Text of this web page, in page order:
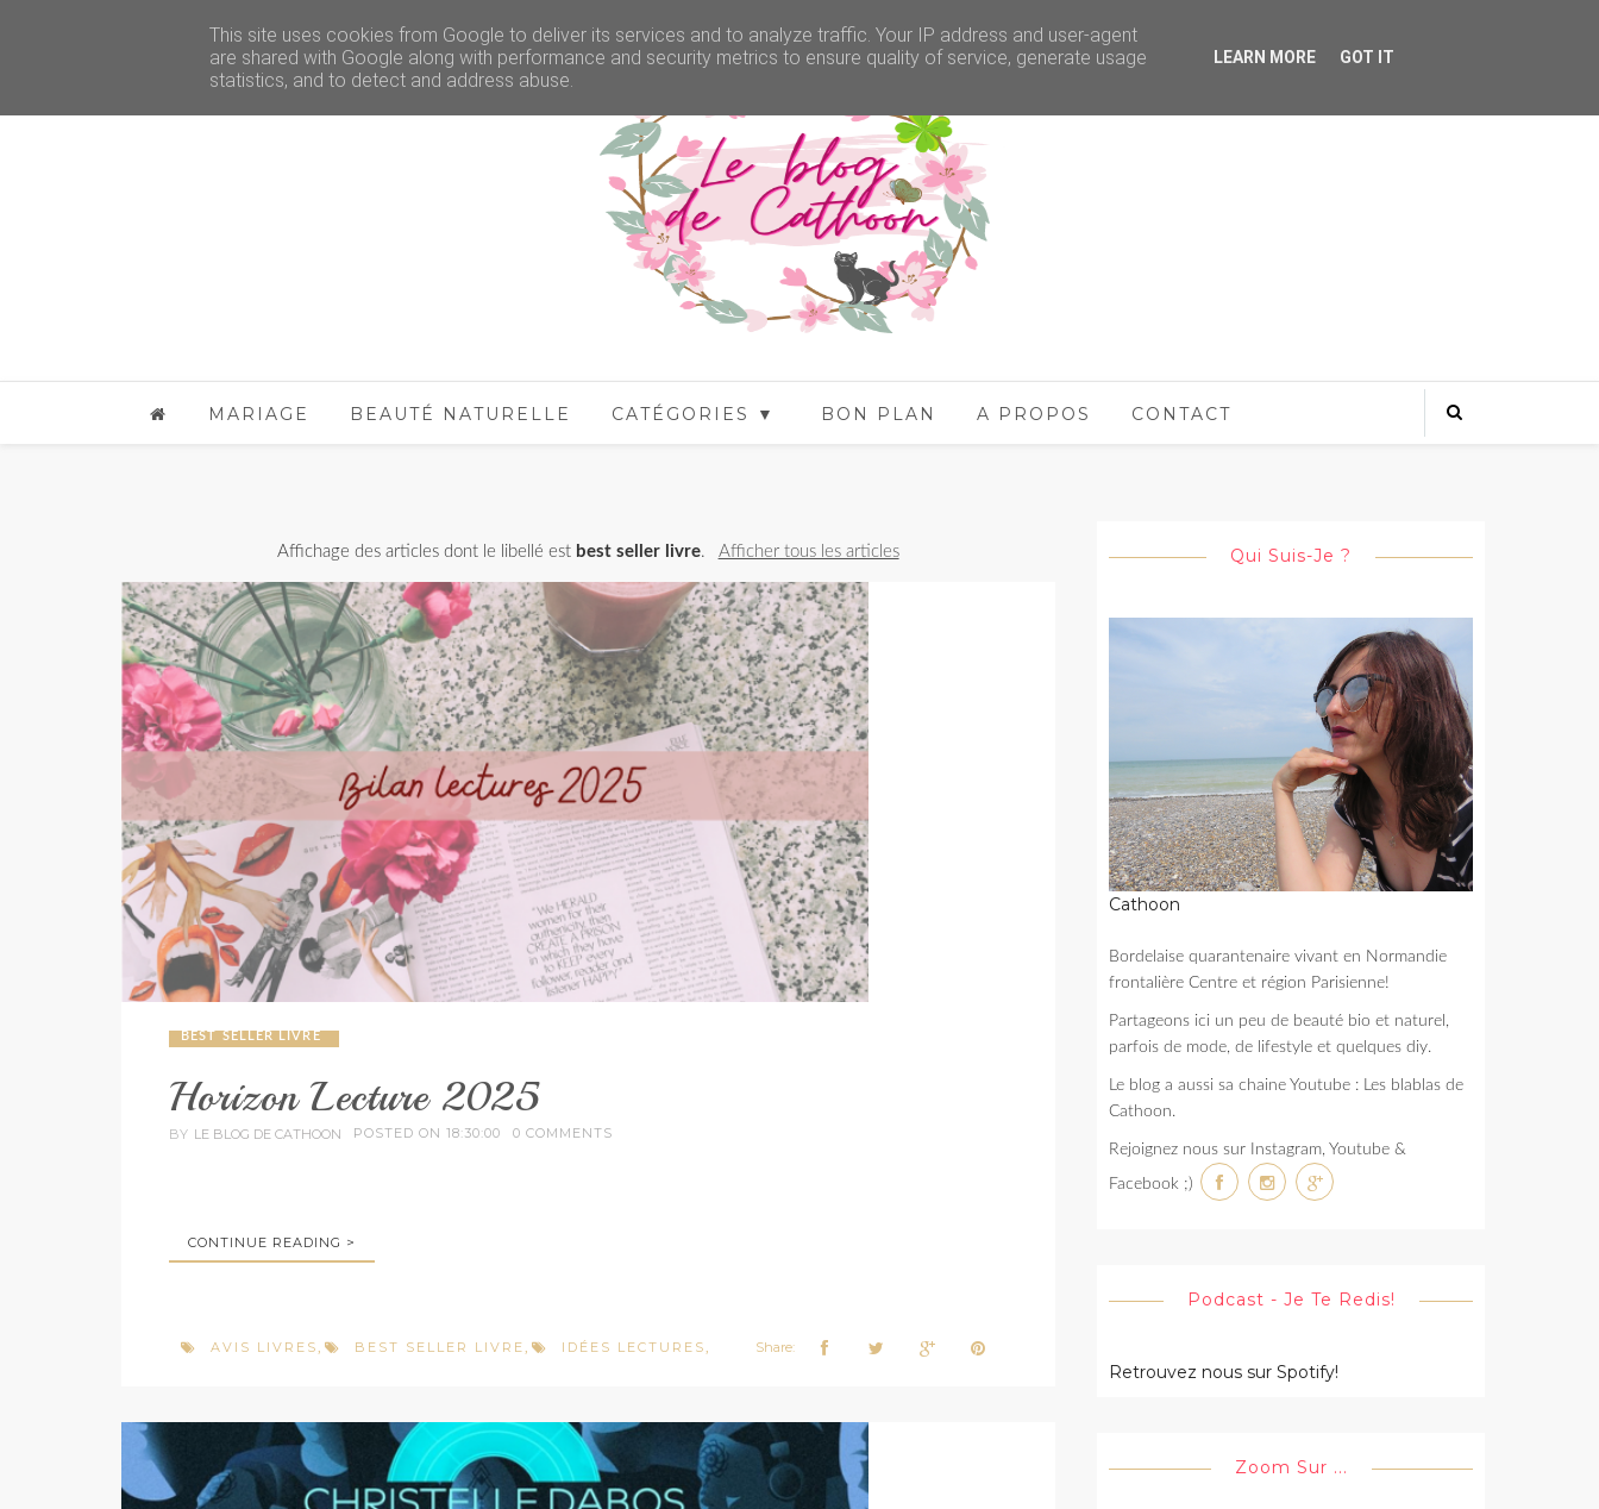
MARIAGE BEAUTÉ NATURELLE CATÉGORIES ▼ BON PLAN A PROPOS CONTACT
Affichage des articles dont le libellé est best seller livre. Afficher tous les articles
BEST SELLER LIVRE
Horizon Lecture 2025
BY LE BLOG DE CATHOON POSTED ON 18:30:00 0 COMMENTS
CONTINUE READING >
AVIS LIVRES, BEST SELLER LIVRE, IDÉES LECTURES, Share:
Qui Suis-Je ?
Cathoon
Bordelaise quarantenaire vivant en Normandie
frontalière Centre et région Parisienne!
Partageons ici un peu de beauté bio et naturel,
parfois de mode, de lifestyle et quelques diy.
Le blog a aussi sa chaine Youtube : Les blablas de
Cathoon.
Rejoignez nous sur Instagram, Youtube &
Facebook ;)
Podcast - Je Te Redis!
Retrouvez nous sur Spotify!
Zoom Sur ...
This site uses cookies from Google to deliver its services and to analyze traffic. Your IP address and user-agent
are shared with Google along with performance and security metrics to ensure quality of service, generate usage
statistics, and to detect and address abuse.
LEARN MORE GOT IT